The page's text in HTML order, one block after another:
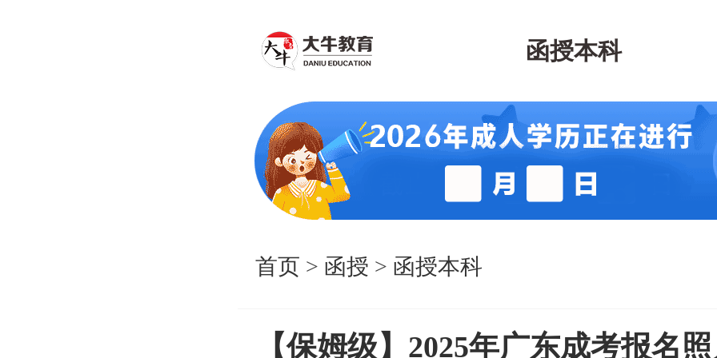
函授本科
首页 > 函授 > 函授本科
【保姆级】2025年广东成考报名